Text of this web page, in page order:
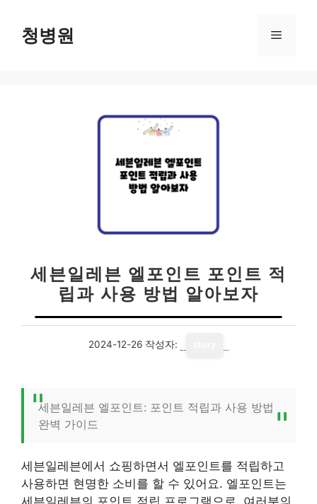
청병원 메
세븐일레븐 엘포인트 포인트 적
립과 사용 방법 알아보자
2024-12-26 작성자:
세븐일레븐 엘포인트: 포인트 적립과 사용 방법
완벽 가이드
세븐일레븐에서 쇼핑하면서 엘포인트를 적립하고
사용하면 현명한 소비를 할 수 있어요. 엘포인트는
세븐일레븐의 포인트 적립 프로그램으로, 여러분의